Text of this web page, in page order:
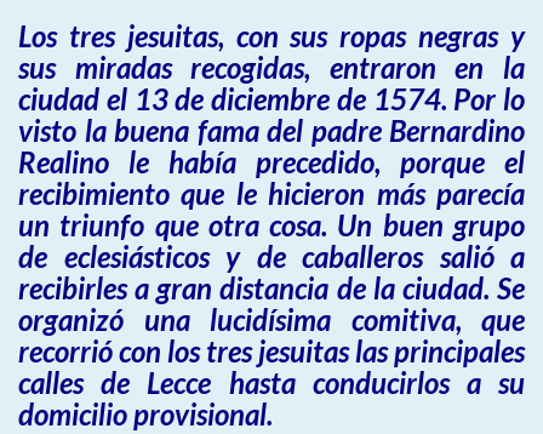
Los tres jesuitas, con sus ropas negras y
sus miradas recogidas, entraron en la
ciudad el 13 de diciembre de 1574. Por lo
visto la buena fama del padre Bernardino
Realino le había precedido, porque el
recibimiento que le hicieron más parecía
un triunfo que otra cosa. Un buen grupo
de eclesiásticos y de caballeros salió a
recibirles a gran distancia de la ciudad. Se
organizó una lucidísima comitiva, que
recorrió con los tres jesuitas las principales
calles de Lecce hasta conducirlos a su
domicilio provisional.